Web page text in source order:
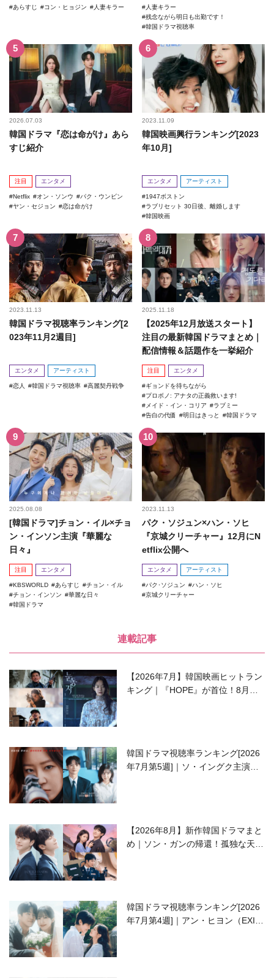
あらすじ コン・ヒョジン 人妻キラー
人妻キラー
残念ながら明日も出勤です！
韓国ドラマ視聴率
2026.07.03
韓国ドラマ『恋は命がけ』あら
すじ紹介
注目 エンタメ
Netflix オン・ソンウ
パク・ウンビン
ヤン・セジョン
恋は命がけ
2023.11.09
韓国映画興行ランキング[2023
年10月]
エンタメ アーティスト
1947ボストン
ラブリセット 30日後、離婚します
韓国映画
2023.11.13
韓国ドラマ視聴率ランキング[2
023年11月2週目]
エンタメ アーティスト
恋人 韓国ドラマ視聴率 高麗契丹戦争
2025.11.18
【2025年12月放送スタート】
注目の最新韓国ドラマまとめ｜
配信情報＆話題作を一挙紹介
注目 エンタメ
ギョンドを待ちながら
プロボノ: アナタの正義救います!
メイド・イン・コリア
ラブミー
告白の代価
明日はきっと 韓国ドラマ
2025.08.08
[韓国ドラマ]チョン・イル×チョ
ン・インソン主演『華麗な
日々』
注目 エンタメ
KBSWORLD あらすじ
チョン・イル
チョン・インソン
華麗な日々
韓国ドラマ
2023.11.13
パク・ソジュン×ハン・ソヒ
『京城クリーチャー』12月にN
etflix公開へ
エンタメ アーティスト
パク･ソジュン
ハン・ソヒ
京城クリーチャー
連載記事
【2026年7月】韓国映画ヒットラン
キング｜『HOPE』が首位！8月公
韓国ドラマ視聴率ランキング[2026
年7月第5週]｜ソ・イングク主演の
【2026年8月】新作韓国ドラマまと
め｜ソン・ガンの帰還！孤独な天才
韓国ドラマ視聴率ランキング[2026
年7月第4週]｜アン・ヒヨン（EXID